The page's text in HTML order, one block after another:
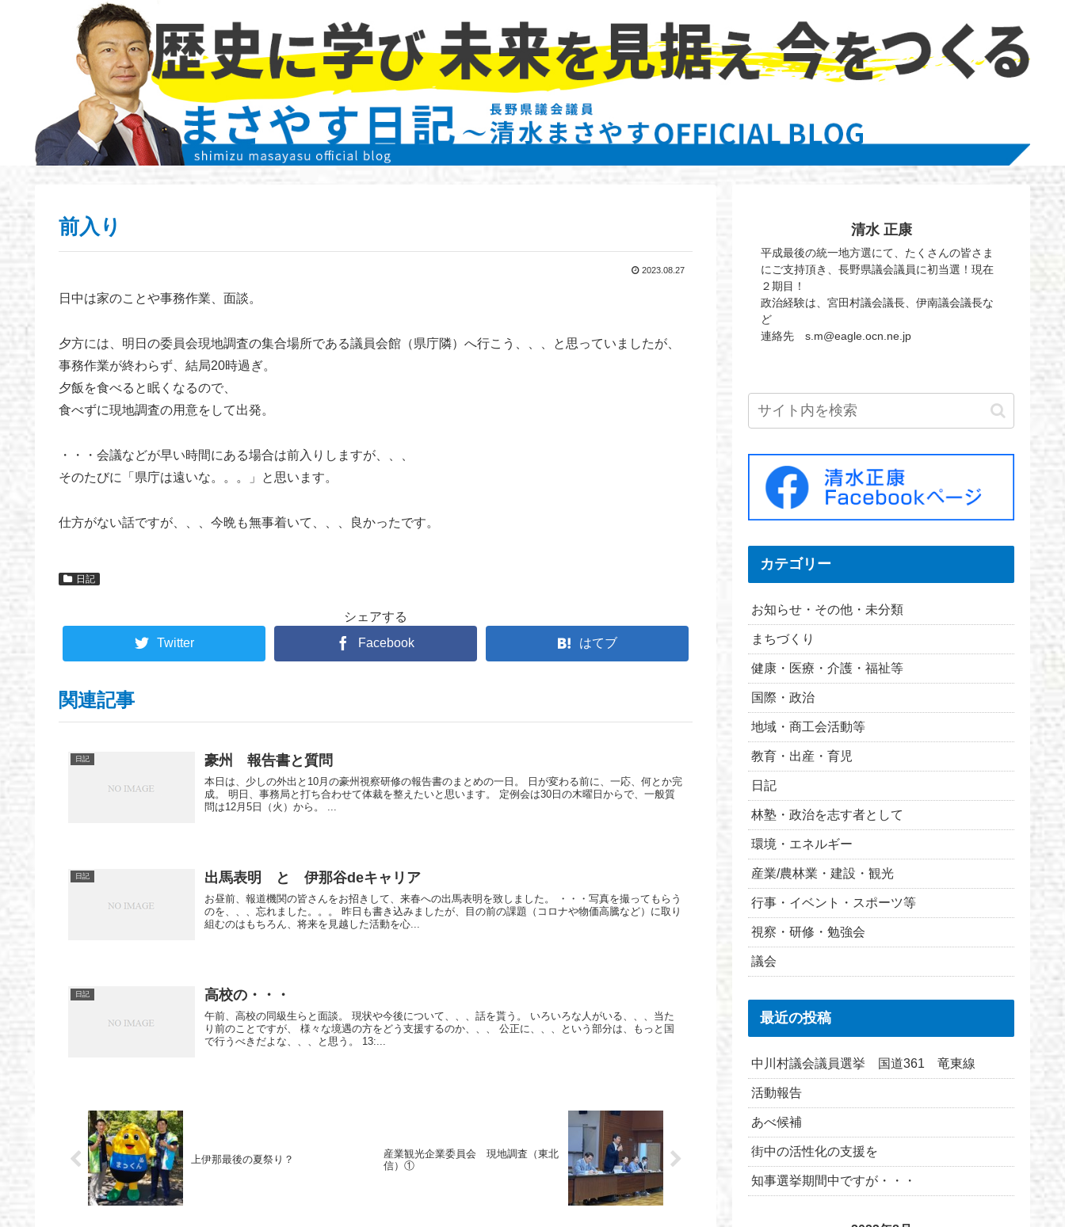
前入り
2023.08.27
日中は家のことや事務作業、面談。
夕方には、明日の委員会現地調査の集合場所である議員会館（県庁隣）へ行こう、、、と思っていましたが、
事務作業が終わらず、結局20時過ぎ。
夕飯を食べると眠くなるので、
食べずに現地調査の用意をして出発。
・・・会議などが早い時間にある場合は前入りしますが、、、
そのたびに「県庁は遠いな。。。」と思います。
仕方がない話ですが、、、今晩も無事着いて、、、良かったです。
日記
シェアする
Twitter
Facebook はてブ
関連記事
日記 豪州 報告書と質問
本日は、少しの外出と10月の豪州視察研修の報告書のまとめの一日。 日が変わる前に、一応、何とか完
成。 明日、事務局と打ち合わせて体裁を整えたいと思います。 定例会は30日の木曜日からで、一般質
問は12月5日（火）から。 ...
日記 出馬表明 と 伊那谷deキャリア
お昼前、報道機関の皆さんをお招きして、来春への出馬表明を致しました。 ・・・写真を撮ってもらう
のを、、、忘れました。。。 昨日も書き込みましたが、目の前の課題（コロナや物価高騰など）に取り
組むのはもちろん、将来を見越した活動を心...
日記 高校の・・・
午前、高校の同級生らと面談。 現状や今後について、、、話を貰う。 いろいろな人がいる、、、当た
り前のことですが、 様々な境遇の方をどう支援するのか、、、 公正に、、、という部分は、もっと国
で行うべきだよな、、、と思う。 13:...
上伊那最後の夏祭り？
産業観光企業委員会 現地調査（東北
信）①
清水 正康
平成最後の統一地方選にて、たくさんの皆さま
にご支持頂き、長野県議会議員に初当選！現在
２期目！
政治経験は、宮田村議会議長、伊南議会議長な
ど
連絡先 s.m@eagle.ocn.ne.jp
カテゴリー
お知らせ・その他・未分類
まちづくり
健康・医療・介護・福祉等
国際・政治
地域・商工会活動等
教育・出産・育児
日記
林塾・政治を志す者として
環境・エネルギー
産業/農林業・建設・観光
行事・イベント・スポーツ等
視察・研修・勉強会
議会
最近の投稿
中川村議会議員選挙 国道361 竜東線
活動報告
あべ候補
街中の活性化の支援を
知事選挙期間中ですが・・・